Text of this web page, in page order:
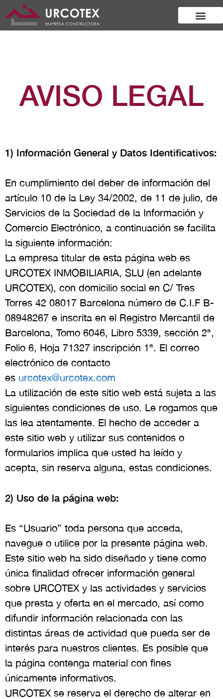
AVISO LEGAL
1) Información General y Datos Identificativos:
En cumplimiento del deber de información del
artículo 10 de la Ley 34/2002, de 11 de julio, de
Servicios de la Sociedad de la Información y
Comercio Electrónico, a continuación se facilita
la siguiente información:
La empresa titular de esta página web es
URCOTEX INMOBILIARIA, SLU (en adelante
URCOTEX), con domicilio social en C/ Tres
Torres 42 08017 Barcelona número de C.I.F B-
08948267 e inscrita en el Registro Mercantil de
Barcelona, Tomo 6046, Libro 5339, sección 2ª,
Folio 6, Hoja 71327 inscripción 1ª. El correo
electrónico de contacto
es urcotex@urcotex.com
La utilización de este sitio web está sujeta a las
siguientes condiciones de uso. Le rogamos que
las lea atentamente. El hecho de acceder a
este sitio web y utilizar sus contenidos o
formularios implica que usted ha leído y
acepta, sin reserva alguna, estas condiciones.
2) Uso de la página web:
Es “Usuario” toda persona que acceda,
navegue o utilice por la presente página web.
Este sitio web ha sido diseñado y tiene como
única finalidad ofrecer información general
sobre URCOTEX y las actividades y servicios
que presta y oferta en el mercado, así como
difundir información relacionada con las
distintas áreas de actividad que pueda ser de
interés para nuestros clientes. Es posible que
la página contenga material con fines
únicamente informativos.
URCOTEX se reserva el derecho de alterar en